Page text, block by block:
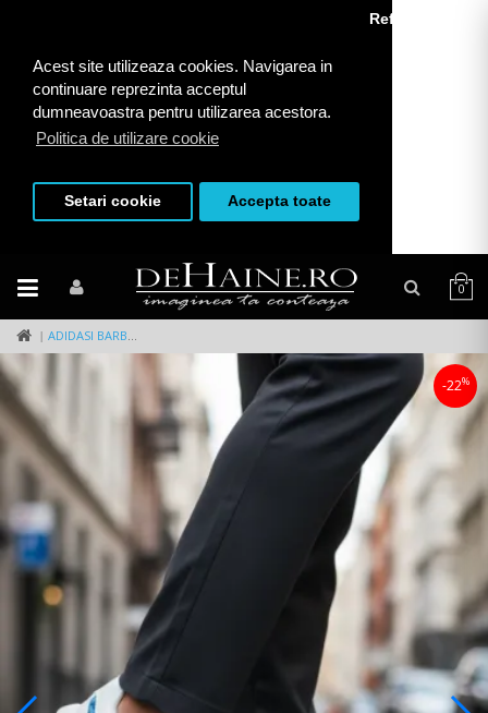
Acest site utilizeaza cookies. Navigarea in
continuare reprezinta acceptul
dumneavoastra pentru utilizarea acestora.
Politica de utilizare cookie
Refuza toate
Setari cookie Accepta toate
0
ADIDASI BARBATI CASUAL, ALBASTRI L76 N12-2
-22%